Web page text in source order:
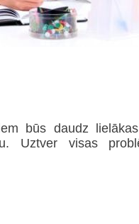
būs daudz
Uztver visas